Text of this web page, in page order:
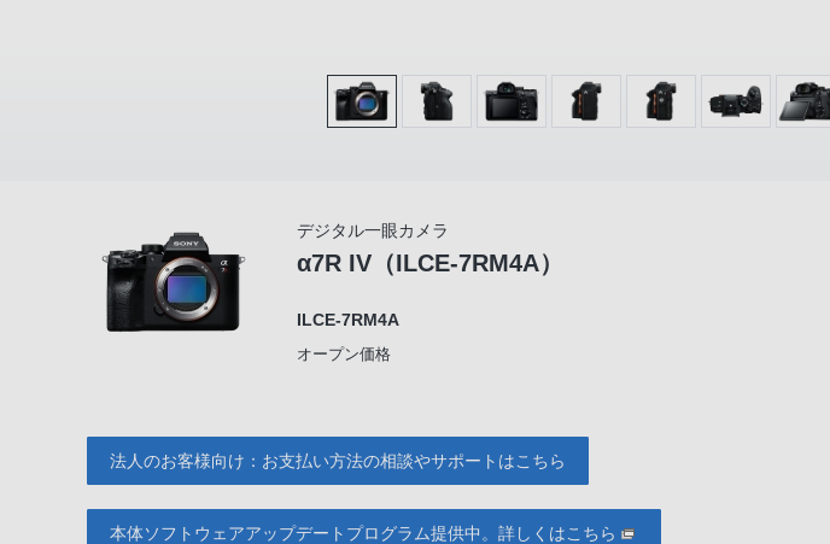
デジタル一眼カメラ
α7R IV（ILCE-7RM4A）
ILCE-7RM4A
オープン価格
法人のお客様向け：お支払い方法の相談やサポートはこちら
本体ソフトウェアアップデートプログラム提供中。詳しくはこちら